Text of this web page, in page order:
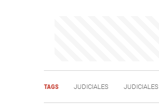
TAGS JUDICIALES JUDICIALES